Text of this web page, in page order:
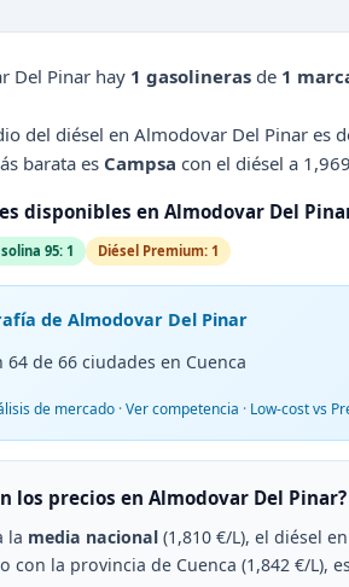
Del Pinar hay 1 gasolineras de 1
del diésel en Almodovar Del Pinar es
barata es Campsa con el diésel a
disponibles en Almodovar Del
95: 1 Diésel Premium: 1
de Almodovar Del Pinar
64 de 66 ciudades en Cuenca
de mercado ·Ver competencia · Low-cost vs
los precios en Almodovar Del Pinar?
la media nacional (1,810 €/L), el diésel
con la provincia de Cuenca (1,842 €/L),